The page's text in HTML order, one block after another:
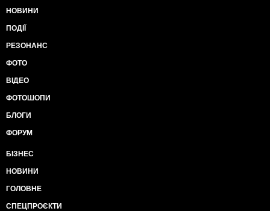
НОВИНИ
ПОДІЇ
РЕЗОНАНС
ФОТО
ВІДЕО
ФОТОШОПИ
БЛОГИ
ФОРУМ
БІЗНЕС
НОВИНИ
ГОЛОВНЕ
СПЕЦПРОЄКТИ